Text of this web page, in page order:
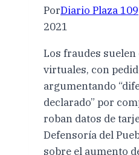
PorDiario Plaza 109
2021
Los fraudes
virtuales, con
argumentando
declarado” por
roban datos de
Defensoría del
sobre el aumento